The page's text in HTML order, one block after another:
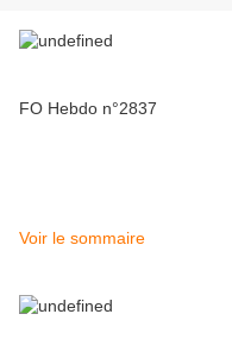
FO Hebdo n°2837
Voir le sommaire